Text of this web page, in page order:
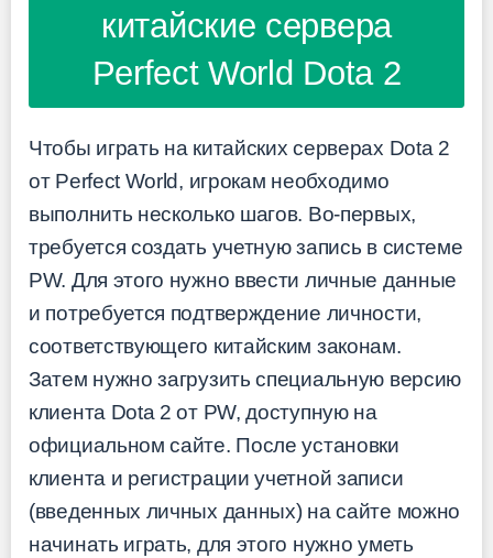
китайские сервера
Perfect World Dota 2
Чтобы играть на китайских серверах Dota 2
от Perfect World, игрокам необходимо
выполнить несколько шагов. Во-первых,
требуется создать учетную запись в системе
PW. Для этого нужно ввести личные данные
и потребуется подтверждение личности,
соответствующего китайским законам.
Затем нужно загрузить специальную версию
клиента Dota 2 от PW, доступную на
официальном сайте. После установки
клиента и регистрации учетной записи
(введенных личных данных) на сайте можно
начинать играть, для этого нужно уметь